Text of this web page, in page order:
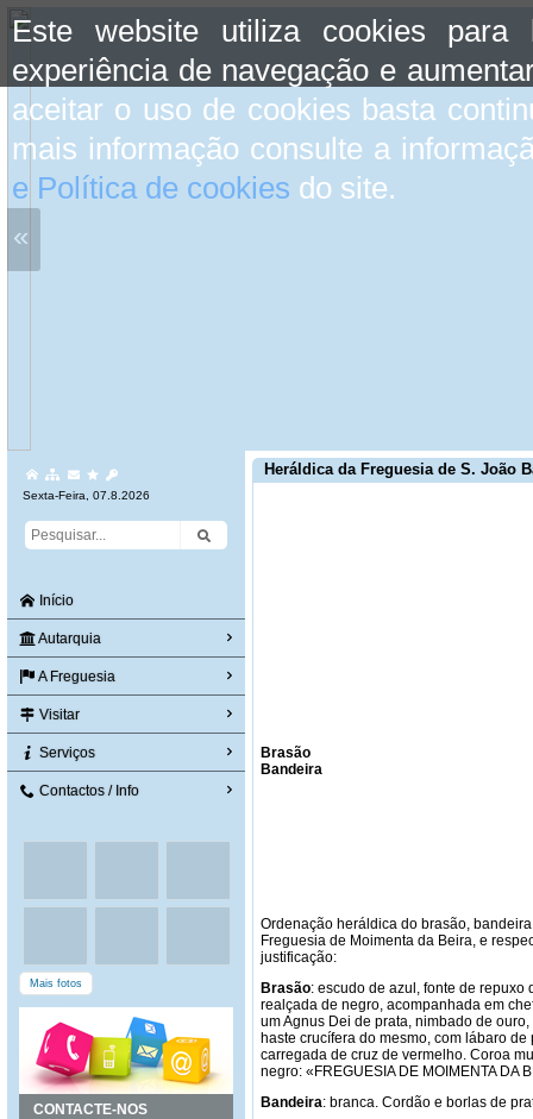
Este website utiliza cookies para
experiência de navegação e
aceitar o uso de cookies basta
mais informação consulte a
e Política de cookies do site.
«
Sexta-Feira, 07.8.2026
Início
Autarquia
A Freguesia
Visitar
Serviços
Contactos / Info
Mais fotos
CONTACTE-NOS
Heráldica da Freguesia de S. João
Bandeira
Ordenação heráldica do brasão,
Freguesia de Moimenta da Beira, e
justificação:
Brasão: escudo de azul, fonte de repuxo
realçada de negro, acompanhada em
um Agnus Dei de prata, nimbado de
haste crucífera do mesmo, com lábaro de
carregada de cruz de vermelho. Coroa
negro: «FREGUESIA DE MOIMENTA DA
Bandeira: branca. Cordão e borlas de